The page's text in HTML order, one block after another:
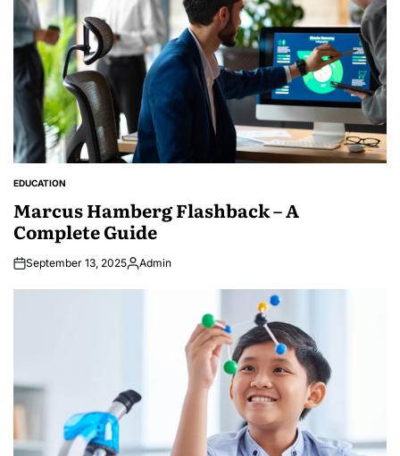
POSTED
EDUCATION
Marcus Hamberg Flashback – A
Complete Guide
September 13, 2025Posted
Admin